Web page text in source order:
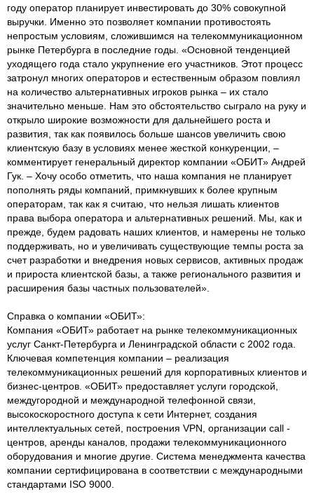
году оператор планирует инвестировать до 30% совокупной
выручки. Именно это позволяет компании противостоять
непростым условиям, сложившимся на телекоммуникационном
рынке Петербурга в последние годы. «Основной тенденцией
уходящего года стало укрупнение его участников. Этот процесс
затронул многих операторов и естественным образом повлиял
на количество альтернативных игроков рынка – их стало
значительно меньше. Нам это обстоятельство сыграло на руку и
открыло широкие возможности для дальнейшего роста и
развития, так как появилось больше шансов увеличить свою
клиентскую базу в условиях менее жесткой конкуренции, –
комментирует генеральный директор компании «ОБИТ» Андрей
Гук. – Хочу особо отметить, что наша компания не планирует
пополнять ряды компаний, примкнувших к более крупным
операторам, так как я считаю, что нельзя лишать клиентов
права выбора оператора и альтернативных решений. Мы, как и
прежде, будем радовать наших клиентов, и намерены не только
поддерживать, но и увеличивать существующие темпы роста за
счет разработки и внедрения новых сервисов, активных продаж
и прироста клиентской базы, а также регионального развития и
расширения базы частных пользователей».
Справка о компании «ОБИТ»:
Компания «ОБИТ» работает на рынке телекоммуникационных
услуг Санкт-Петербурга и Ленинградской области с 2002 года.
Ключевая компетенция компании – реализация
телекоммуникационных решений для корпоративных клиентов и
бизнес-центров. «ОБИТ» предоставляет услуги городской,
междугородной и международной телефонной связи,
высокоскоростного доступа к сети Интернет, создания
интеллектуальных сетей, построения VPN, организации call -
центров, аренды каналов, продажи телекоммуникационного
оборудования и многие другие. Система менеджмента качества
компании сертифицирована в соответствии с международными
стандартами ISO 9000.